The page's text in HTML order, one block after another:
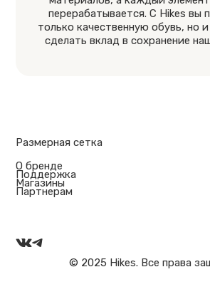
Размерная сетка
О бренде
Поддержка
Магазины
Партнерам
перерабатывается. С Hikes вы
только качественную обувь, но
сделать вклад в сохранение
© 2025 Hikes. Все права